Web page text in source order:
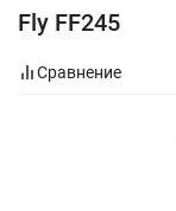
Fly FF245
Сравнение